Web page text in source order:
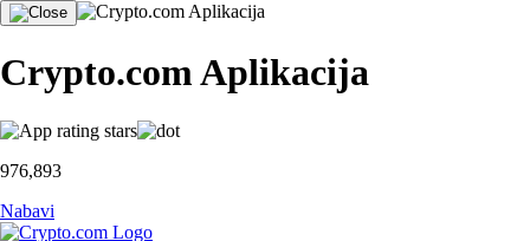
Crypto.com Aplikacija
976,893
Nabavi